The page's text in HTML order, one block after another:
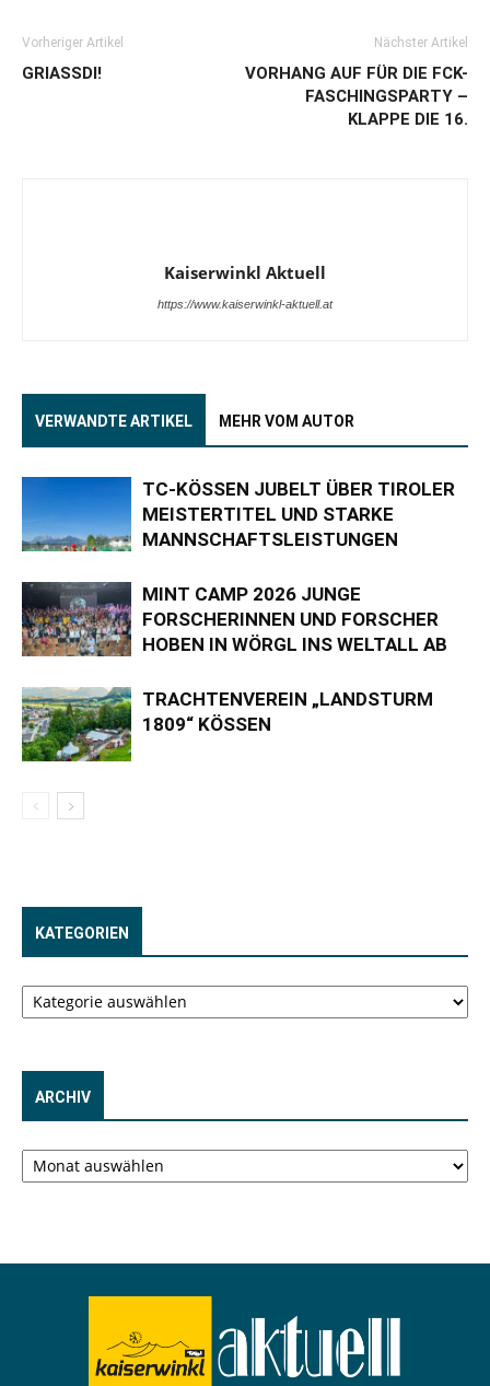
Vorheriger Artikel
GRIASSDI!
Nächster Artikel
VORHANG AUF FÜR DIE FCK-
FASCHINGSPARTY –
KLAPPE DIE 16.
Kaiserwinkl Aktuell
https://www.kaiserwinkl-aktuell.at
VERWANDTE ARTIKEL MEHR VOM AUTOR
TC-KÖSSEN JUBELT ÜBER TIROLER
MEISTERTITEL UND STARKE
MANNSCHAFTSLEISTUNGEN
MINT CAMP 2026 JUNGE
FORSCHERINNEN UND FORSCHER
HOBEN IN WÖRGL INS WELTALL AB
TRACHTENVEREIN „LANDSTURM
1809“ KÖSSEN
KATEGORIEN
Kategorien
ARCHIV
Archiv